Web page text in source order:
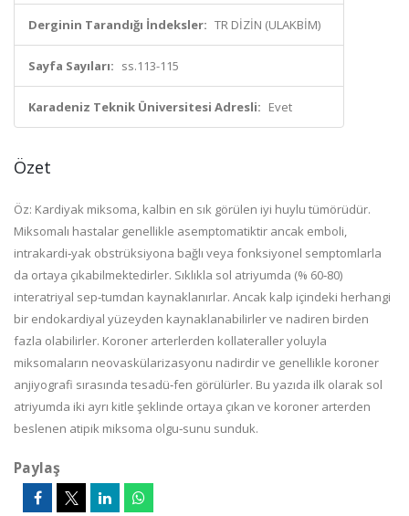
Derginin Tarandığı İndeksler: TR DİZİN (ULAKBİM)
Sayfa Sayıları: ss.113-115
Karadeniz Teknik Üniversitesi Adresli: Evet
Özet
Öz: Kardiyak miksoma, kalbin en sık görülen iyi huylu tümörüdür.
Miksomalı hastalar genellikle asemptomatiktir ancak emboli,
intrakardi‐yak obstrüksiyona bağlı veya fonksiyonel semptomlarla
da ortaya çıkabilmektedirler. Sıklıkla sol atriyumda (% 60‐80)
interatriyal sep‐tumdan kaynaklanırlar. Ancak kalp içindeki herhangi
bir endokardiyal yüzeyden kaynaklanabilirler ve nadiren birden
fazla olabilirler. Koroner arterlerden kollateraller yoluyla
miksomaların neovaskülarizasyonu nadirdir ve genellikle koroner
anjiyografi sırasında tesadü‐fen görülürler. Bu yazıda ilk olarak sol
atriyumda iki ayrı kitle şeklinde ortaya çıkan ve koroner arterden
beslenen atipik miksoma olgu‐sunu sunduk.
Paylaş